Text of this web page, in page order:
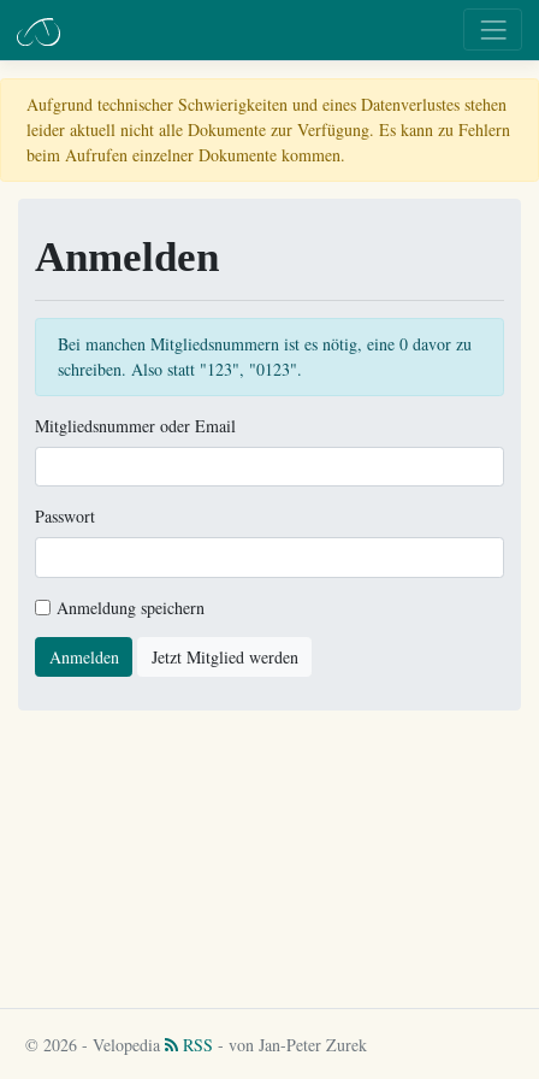
Aufgrund technischer Schwierigkeiten und eines Datenverlustes stehen
leider aktuell nicht alle Dokumente zur Verfügung. Es kann zu Fehlern
beim Aufrufen einzelner Dokumente kommen.
Anmelden
Bei manchen Mitgliedsnummern ist es nötig, eine 0 davor zu
schreiben. Also statt "123", "0123".
Mitgliedsnummer oder Email
Passwort
Anmeldung speichern
Anmelden Jetzt Mitglied werden
© 2026 - Velopedia RSS - von Jan-Peter Zurek